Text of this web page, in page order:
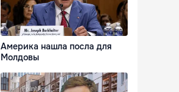
Америка нашла посла для
Молдовы